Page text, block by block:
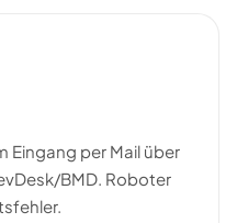
per Mail über
BMD. Roboter